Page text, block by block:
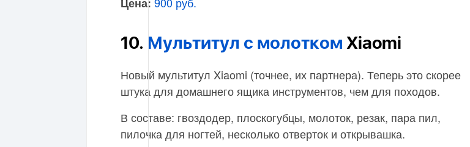
10. Мультитул с молотком Xiaomi
Новый мультитул Xiaomi (точнее, их партнера). Теперь это скорее
штука для домашнего ящика инструментов, чем для походов.
В составе: гвоздодер, плоскогубцы, молоток, резак, пара пил,
пилочка для ногтей, несколько отверток и открывашка.